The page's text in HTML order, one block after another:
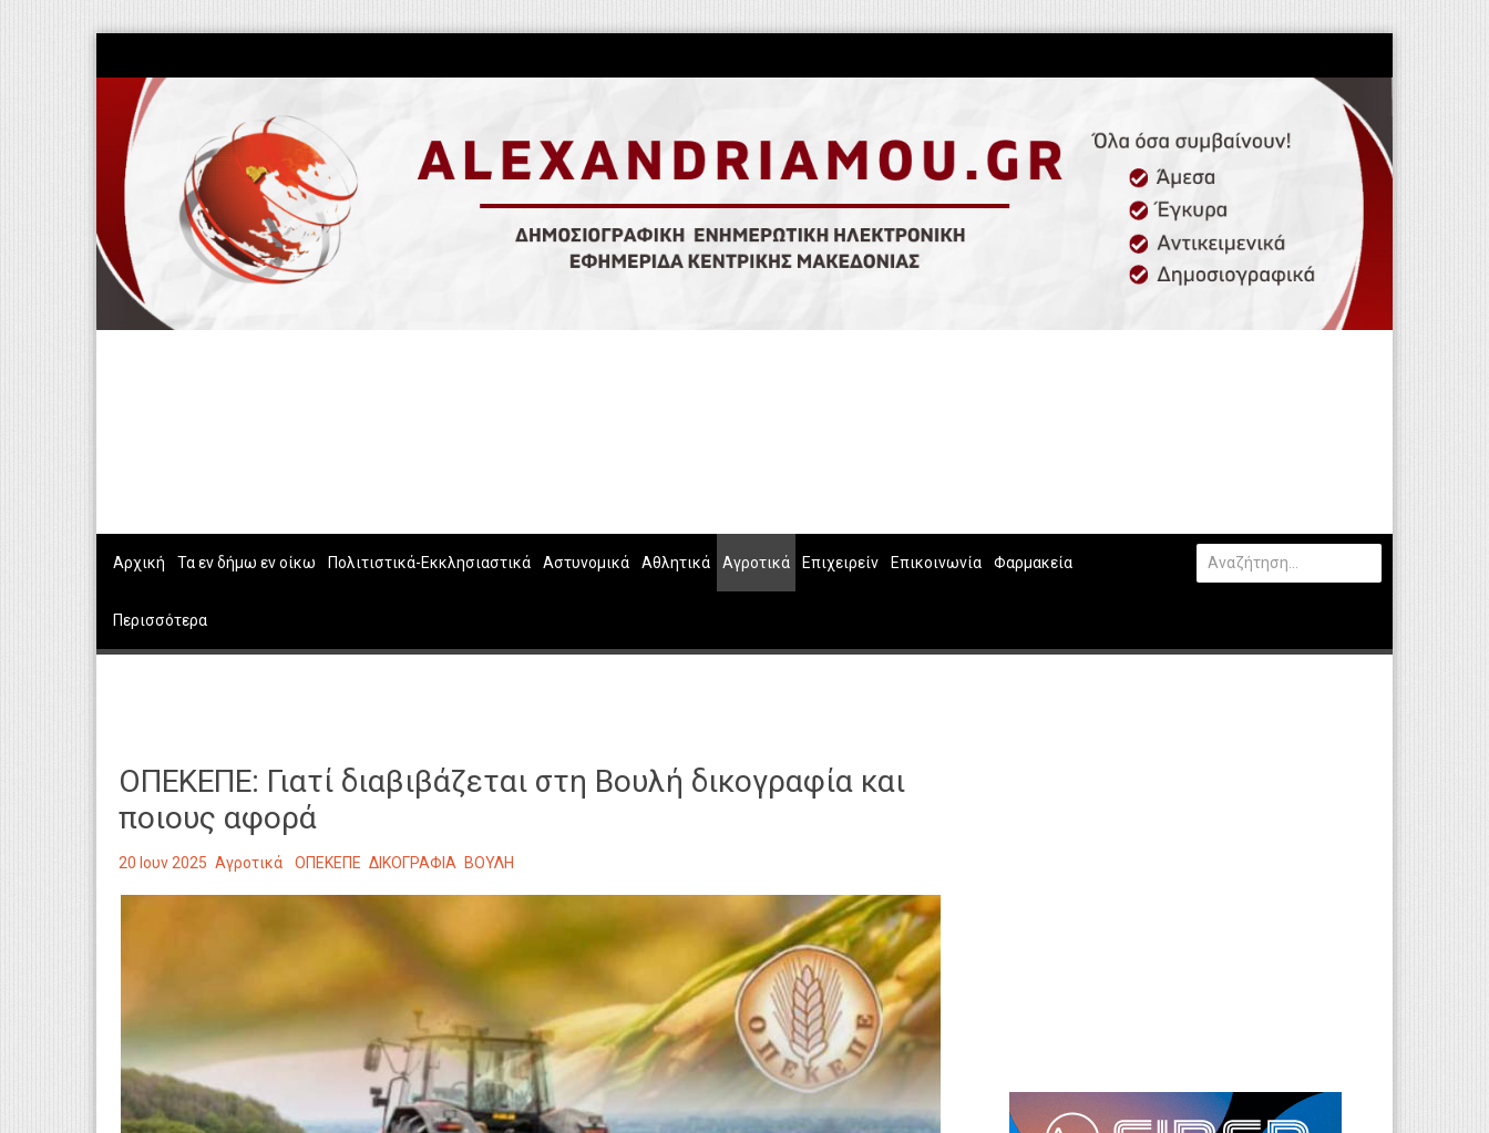
Αρχική Τα εν δήμω εν οίκω Πολιτιστικά-Εκκλησιαστικά Αστυνομικά Αθλητικά Αγροτικά Επιχειρείν Επικοινωνία Φαρμακεία
Περισσότερα
ΟΠΕΚΕΠΕ: Γιατί διαβιβάζεται στη Βουλή δικογραφία και
ποιους αφορά
20 Ιουν 2025 Αγροτικά ΟΠΕΚΕΠΕ ΔΙΚΟΓΡΑΦΙΑ ΒΟΥΛΗ